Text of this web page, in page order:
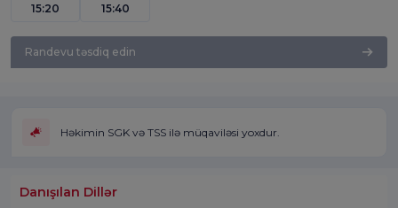
15:20 15:40
Randevu təsdiq edin
Həkimin SGK və TSS ilə müqaviləsi yoxdur.
Danışılan Dillər